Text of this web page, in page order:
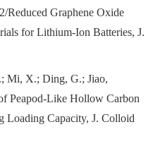
Reduced Graphene Oxide
for Lithium-Ion Batteries, J.
Mi, X.; Ding, G.; Jiao,
Peapod-Like Hollow Carbon
Loading Capacity, J. Colloid